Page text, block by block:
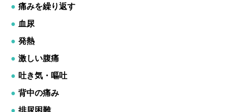
痛みを繰り返す
血尿
発熱
激しい腹痛
吐き気・嘔吐
背中の痛み